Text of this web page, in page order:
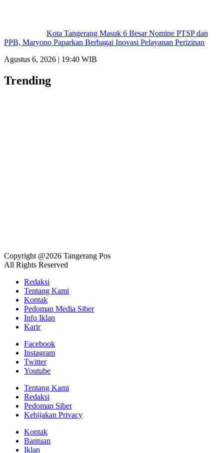
Kota Tangerang Masuk 6 Besar Nomine PTSP dan
PPB, Maryono Paparkan Berbagai Inovasi Pelayanan Perizinan
Agustus 6, 2026 | 19:40 WIB
Trending
Copyright @2026 Tangerang Pos
All Rights Reserved
Redaksi
Tentang Kami
Kontak
Pedoman Media Siber
Info Iklan
Karir
Facebook
Instagram
Twitter
Youtube
Tentang Kami
Redaksi
Pedoman Siber
Kebijakan Privacy
Kontak
Bantuan
Iklan